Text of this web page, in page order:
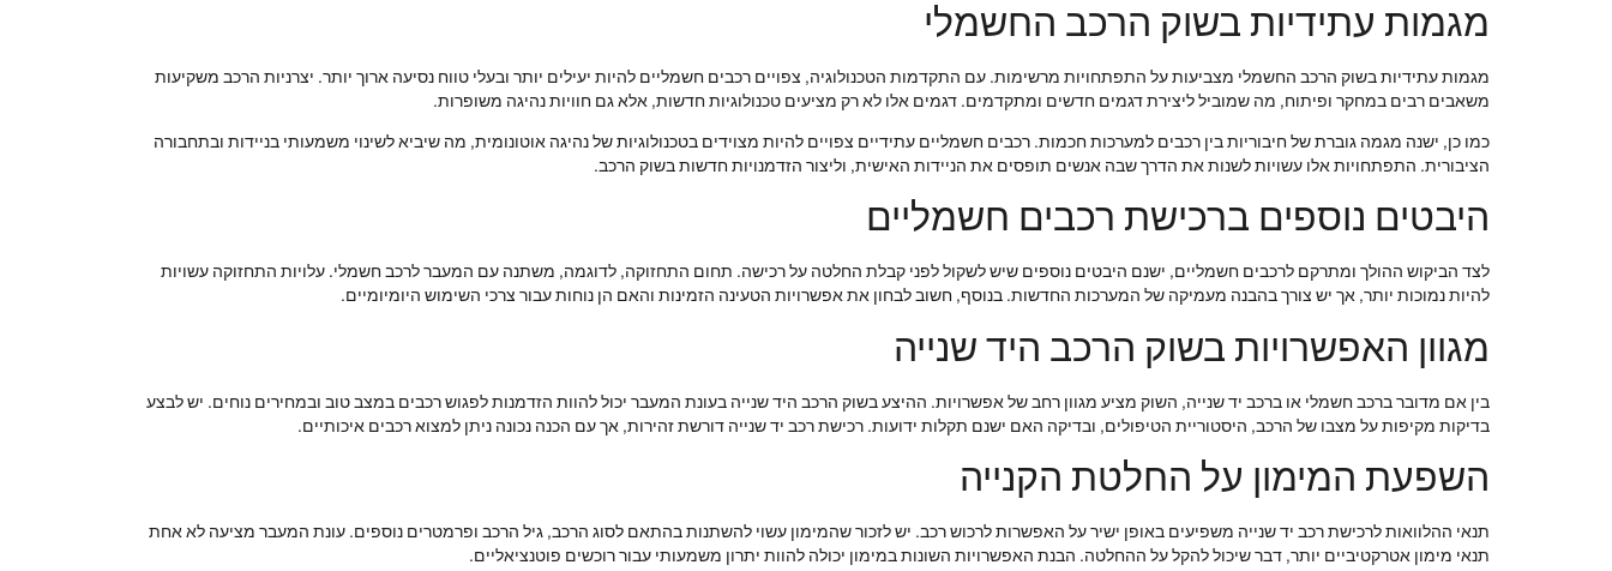
מגמות עתידיות בשוק הרכב החשמלי
מגמות עתידיות בשוק הרכב החשמלי מצביעות על התפתחויות מרשימות. עם התקדמות הטכנולוגיה, צפויים רכבים חשמליים להיות יעילים יותר ובעלי טווח נסיעה ארוך יותר. יצרניות הרכב משקיעות
משאבים רבים במחקר ופיתוח, מה שמוביל ליצירת דגמים חדשים ומתקדמים. דגמים אלו לא רק מציעים טכנולוגיות חדשות, אלא גם חוויות נהיגה משופרות.
כמו כן, ישנה מגמה גוברת של חיבוריות בין רכבים למערכות חכמות. רכבים חשמליים עתידיים צפויים להיות מצוידים בטכנולוגיות של נהיגה אוטונומית, מה שיביא לשינוי משמעותי בניידות ובתחבורה
הציבורית. התפתחויות אלו עשויות לשנות את הדרך שבה אנשים תופסים את הניידות האישית, וליצור הזדמנויות חדשות בשוק הרכב.
היבטים נוספים ברכישת רכבים חשמליים
לצד הביקוש ההולך ומתרקם לרכבים חשמליים, ישנם היבטים נוספים שיש לשקול לפני קבלת החלטה על רכישה. תחום התחזוקה, לדוגמה, משתנה עם המעבר לרכב חשמלי. עלויות התחזוקה עשויות
להיות נמוכות יותר, אך יש צורך בהבנה מעמיקה של המערכות החדשות. בנוסף, חשוב לבחון את אפשרויות הטעינה הזמינות והאם הן נוחות עבור צרכי השימוש היומיומיים.
מגוון האפשרויות בשוק הרכב היד שנייה
בין אם מדובר ברכב חשמלי או ברכב יד שנייה, השוק מציע מגוון רחב של אפשרויות. ההיצע בשוק הרכב היד שנייה בעונת המעבר יכול להוות הזדמנות לפגוש רכבים במצב טוב ובמחירים נוחים. יש לבצע
בדיקות מקיפות על מצבו של הרכב, היסטוריית הטיפולים, ובדיקה האם ישנם תקלות ידועות. רכישת רכב יד שנייה דורשת זהירות, אך עם הכנה נכונה ניתן למצוא רכבים איכותיים.
השפעת המימון על החלטת הקנייה
תנאי ההלוואות לרכישת רכב יד שנייה משפיעים באופן ישיר על האפשרות לרכוש רכב. יש לזכור שהמימון עשוי להשתנות בהתאם לסוג הרכב, גיל הרכב ופרמטרים נוספים. עונת המעבר מציעה לא אחת
תנאי מימון אטרקטיביים יותר, דבר שיכול להקל על ההחלטה. הבנת האפשרויות השונות במימון יכולה להוות יתרון משמעותי עבור רוכשים פוטנציאליים.